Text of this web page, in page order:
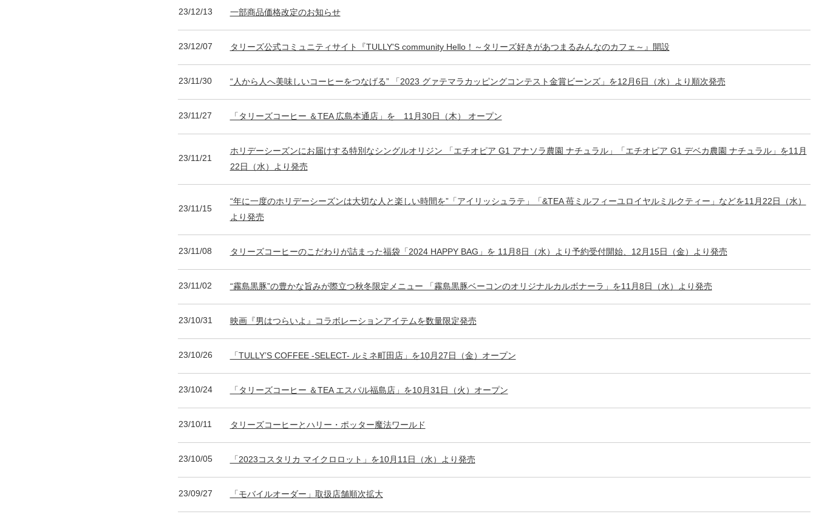
23/12/13 一部商品価格改定のお知らせ
23/12/07 タリーズ公式コミュニティサイト『TULLY'S community Hello！～タリーズ好きがあつまるみんなのカフェ～』開設
23/11/30 “人から人へ美味しいコーヒーをつなげる” 「2023 グァテマラカッピングコンテスト金賞ビーンズ」を12月6日（水）より順次発売
23/11/27 「タリーズコーヒー ＆TEA 広島本通店」を 11月30日（木） オープン
23/11/21
ホリデーシーズンにお届けする特別なシングルオリジン 「エチオピア G1 アナソラ農園 ナチュラル」「エチオピア G1 デベカ農園 ナチュラル」を11月
22日（水）より発売
23/11/15
“年に一度のホリデーシーズンは大切な人と楽しい時間を”「アイリッシュラテ」「&TEA 苺ミルフィーユロイヤルミルクティー」などを11月22日（水）
より発売
23/11/08 タリーズコーヒーのこだわりが詰まった福袋「2024 HAPPY BAG」を 11月8日（水）より予約受付開始、12月15日（金）より発売
23/11/02 “霧島黒豚”の豊かな旨みが際立つ秋冬限定メニュー 「霧島黒豚ベーコンのオリジナルカルボナーラ」を11月8日（水）より発売
23/10/31 映画『男はつらいよ』コラボレーションアイテムを数量限定発売
23/10/26 「TULLY’S COFFEE -SELECT- ルミネ町田店」を10月27日（金）オープン
23/10/24 「タリーズコーヒー ＆TEA エスパル福島店」を10月31日（火）オープン
23/10/11 タリーズコーヒーとハリー・ポッター魔法ワールド
23/10/05 「2023コスタリカ マイクロロット」を10月11日（水）より発売
23/09/27 「モバイルオーダー」取扱店舗順次拡大